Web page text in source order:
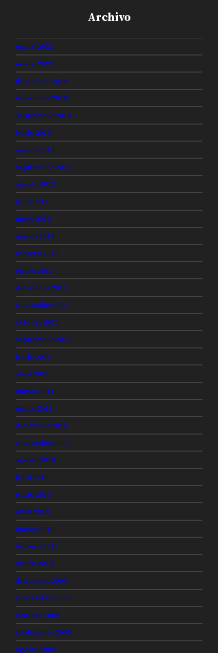
Archivo
enero 2021
enero 2020
diciembre 2019
diciembre 2018
septiembre 2013
junio 2013
marzo 2013
septiembre 2012
agosto 2012
julio 2012
mayo 2012
marzo 2012
febrero 2012
enero 2012
diciembre 2011
noviembre 2011
octubre 2011
septiembre 2011
junio 2011
abril 2011
marzo 2011
enero 2011
diciembre 2010
noviembre 2010
agosto 2010
julio 2010
junio 2010
abril 2010
marzo 2010
febrero 2010
enero 2010
diciembre 2009
noviembre 2009
octubre 2009
septiembre 2009
agosto 2009